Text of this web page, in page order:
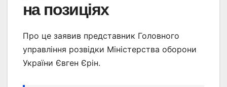
на позиціях
Про це заявив представник Головного
управління розвідки Міністерства оборони
України Євген Єрін.